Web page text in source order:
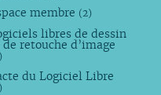
membre (2)
libres de dessin
de retouche d’image
du Logiciel Libre